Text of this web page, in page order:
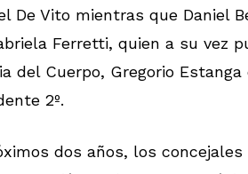
De Vito mientras que Daniel
Ferretti, quien a su vez
del Cuerpo, Gregorio Estanga
2º.
dos años, los concejales